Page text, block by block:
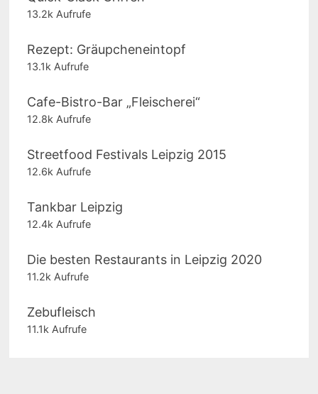
13.2k Aufrufe
Rezept: Gräupcheneintopf
13.1k Aufrufe
Cafe-Bistro-Bar „Fleischerei“
12.8k Aufrufe
Streetfood Festivals Leipzig 2015
12.6k Aufrufe
Tankbar Leipzig
12.4k Aufrufe
Die besten Restaurants in Leipzig 2020
11.2k Aufrufe
Zebufleisch
11.1k Aufrufe